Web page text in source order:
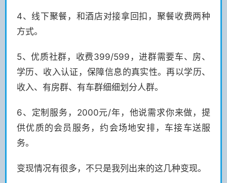
4、线下聚餐，和酒店对接拿回扣，聚餐收费两种
方式。
5、优质社群，收费399/599，进群需要车、房、
学历、收入认证，保障信息的真实性。再以学历、
收入、有房群、有车群细细划分人群。
6、定制服务，2000元/年，他说需求你来做，提
供优质的会员服务，约会场地安排，车接车送服
务。
变现情况有很多，不只是我列出来的这几种变现。